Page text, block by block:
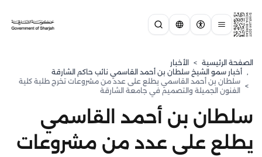
الصفحة الرئيسية > الأخبار
, ⁠أخبار سمو الشيخ سلطان بن أحمد القاسمي نائب حاكم الشارقة
>
سلطان بن أحمد القاسمي يطلع على عدد من مشروعات تخرج طلبة كلية
الفنون الجميلة والتصميم في جامعة الشارقة
سلطان بن أحمد القاسمي
يطلع على عدد من مشروعات